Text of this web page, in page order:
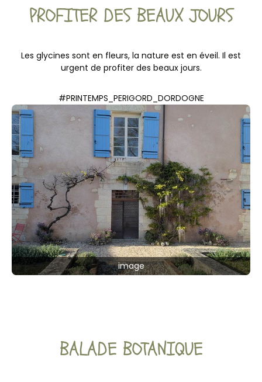
PROFITER DES BEAUX JOURS
Les glycines sont en fleurs, la nature est en éveil. Il est
urgent de profiter des beaux jours.
#PRINTEMPS_PERIGORD_DORDOGNE
image
BALADE BOTANIQUE